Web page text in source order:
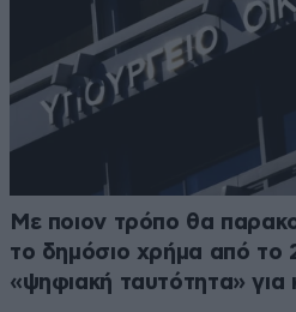
Με ποιον τρόπο θα
το δημόσιο χρήμα από το
«ψηφιακή ταυτότητα» για